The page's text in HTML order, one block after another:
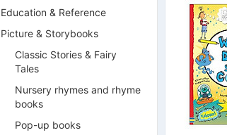
Education & Reference
Picture & Storybooks
Classic Stories & Fairy
Tales
Nursery rhymes and rhyme
books
Pop-up books